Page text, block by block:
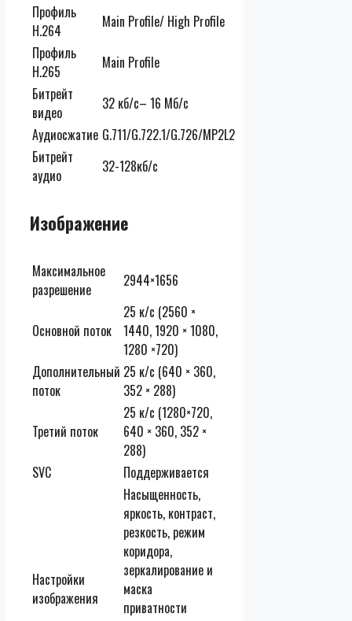
Профиль
H.264
Main Profile/ High Profile
Профиль
H.265
Main Profile
Битрейт
видео
32 кб/с– 16 Мб/с
Аудиосжатие G.711/G.722.1/G.726/MP2L2
Битрейт
аудио
32-128кб/с
Изображение
Максимальное
разрешение
2944×1656
Основной поток
25 к/с (2560 ×
1440, 1920 × 1080,
1280 ×720)
Дополнительный
поток
25 к/с (640 × 360,
352 × 288)
Третий поток
25 к/с (1280×720,
640 × 360, 352 ×
288)
SVC
Поддерживается
Настройки
изображения
Насыщенность,
яркость, контраст,
резкость, режим
коридора,
зеркалирование и
маска
приватности